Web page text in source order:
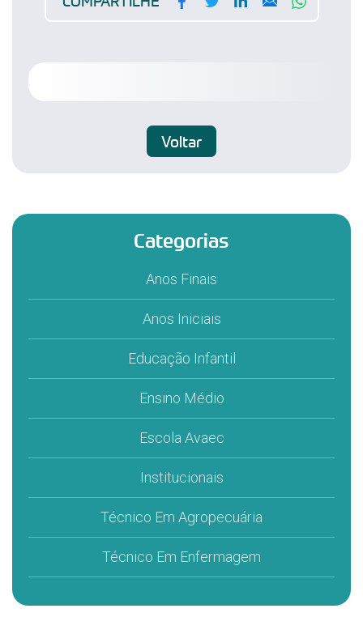
Voltar
Categorias
Anos Finais
Anos Iniciais
Educação Infantil
Ensino Médio
Escola Avaec
Institucionais
Técnico Em Agropecuária
Técnico Em Enfermagem